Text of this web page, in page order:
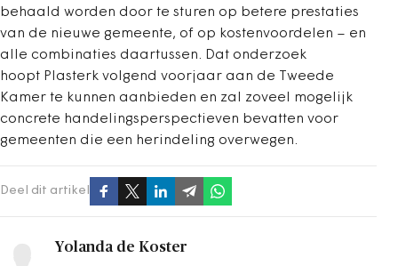
behaald worden door te sturen op betere prestaties
van de nieuwe gemeente, of op kostenvoordelen – en
alle combinaties daartussen. Dat onderzoek
hoopt Plasterk volgend voorjaar aan de Tweede
Kamer te kunnen aanbieden en zal zoveel mogelijk
concrete handelingsperspectieven bevatten voor
gemeenten die een herindeling overwegen.
Deel dit artikel
Yolanda de Koster